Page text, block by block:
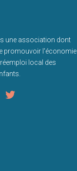
une association dont
promouvoir l'économie
local des